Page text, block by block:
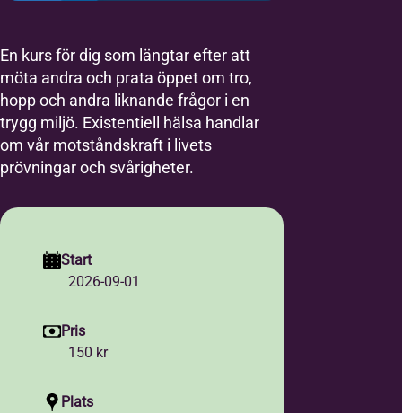
En kurs för dig som längtar efter att
möta andra och prata öppet om tro,
hopp och andra liknande frågor i en
trygg miljö. Existentiell hälsa handlar
om vår motståndskraft i livets
prövningar och svårigheter.
Start
2026-09-01
Pris
150 kr
Plats